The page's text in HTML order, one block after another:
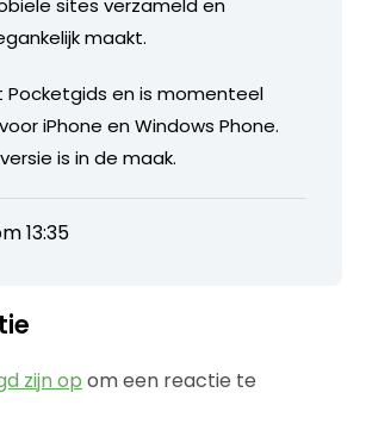
sites verzameld en
maakt.
Pocketgids en is momenteel
iPhone en Windows Phone.
is in de maak.
13:35
zijn op om een reactie te